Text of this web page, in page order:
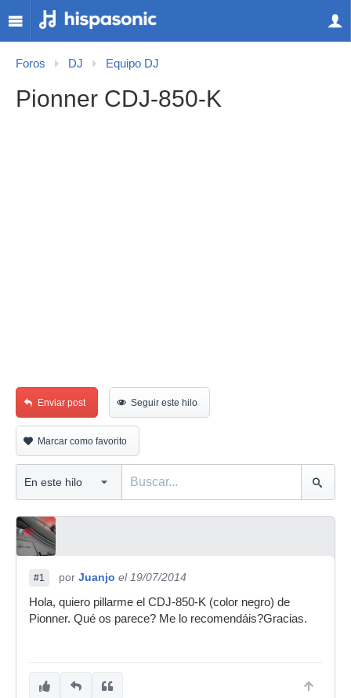
Foros DJ Equipo DJ
Pionner CDJ-850-K
Enviar post Seguir este hilo
Marcar como favorito
#1 por Juanjo el 19/07/2014
Hola, quiero pillarme el CDJ-850-K (color negro) de
Pionner. Qué os parece? Me lo recomendáis?Gracias.